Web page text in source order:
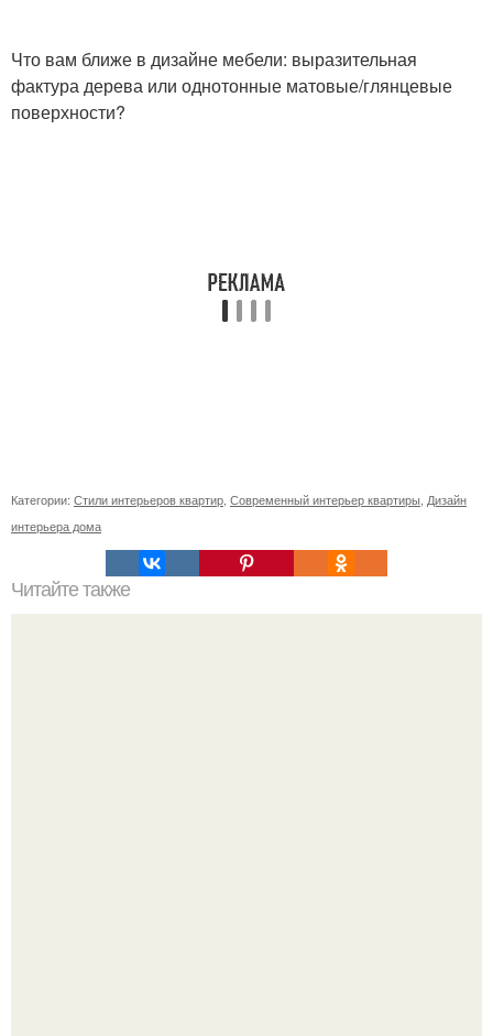
Что вам ближе в дизайне мебели: выразительная
фактура дерева или однотонные матовые/глянцевые
поверхности?
Категории: Стили интерьеров квартир, Современный интерьер квартиры, Дизайн
интерьера дома
Читайте также